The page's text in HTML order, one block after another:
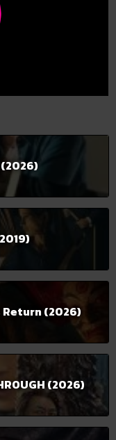
Return (2026)
(2026)